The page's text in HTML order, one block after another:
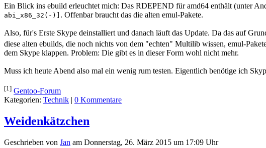
Ein Blick ins ebuild erleuchtet mich: Das RDEPEND für amd64 enthält (unter
abi_x86_32(-)] . Offenbar braucht das die alten emul-Pakete.
Also, für's Erste Skype deinstalliert und danach läuft das Update. Da das auf
diese alten ebuilds, die noch nichts von dem "echten" Multilib wissen, emul-
dem Skype klappen. Problem: Die gibt es in dieser Form wohl nicht mehr.
Muss ich heute Abend also mal ein wenig rum testen. Eigentlich benötige ich
[1] Gentoo-Forum
Kategorien: Technik | 0 Kommentare
Weidenkätzchen
Geschrieben von Jan am Donnerstag, 26. März 2015 um 17:09 Uhr